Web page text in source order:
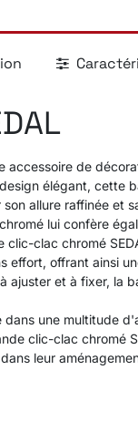
de
élégant,
allure raffinée
lui confère
clac chromé
effort, offrant ainsi
ajuster et à fixer,
une multitude
clic-clac chromé
leur